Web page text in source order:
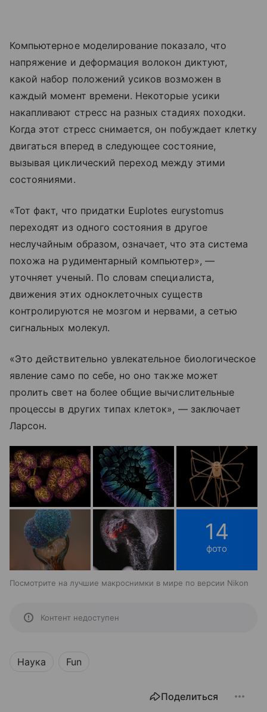
Компьютерное моделирование показало, что
напряжение и деформация волокон диктуют,
какой набор положений усиков возможен в
каждый момент времени. Некоторые усики
накапливают стресс на разных стадиях походки.
Когда этот стресс снимается, он побуждает клетку
двигаться вперед в следующее состояние,
вызывая циклический переход между этими
состояниями.
«Тот факт, что придатки Euplotes eurystomus
переходят из одного состояния в другое
неслучайным образом, означает, что эта система
похожа на рудиментарный компьютер», —
уточняет ученый. По словам специалиста,
движения этих одноклеточных существ
контролируются не мозгом и нервами, а сетью
сигнальных молекул.
«Это действительно увлекательное биологическое
явление само по себе, но оно также может
пролить свет на более общие вычислительные
процессы в других типах клеток», — заключает
Ларсон.
14
фото
Посмотрите на лучшие макроснимки в мире по версии Nikon
Контент недоступен
Наука Fun
Поделиться